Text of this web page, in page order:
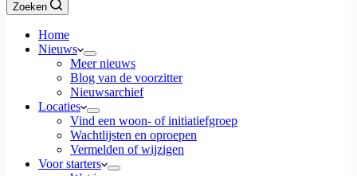
Zoeken
Home
Nieuws
Meer nieuws
Blog van de voorzitter
Nieuwsarchief
Locaties
Vind een woon- of initiatiefgroep
Wachtlijsten en oproepen
Vermelden of wijzigen
Voor starters